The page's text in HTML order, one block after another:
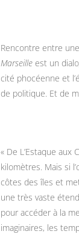
Rencontre entre
Marseille est un
cité phocéenne et
de politique. Et de
« De L’Estaque
kilomètres. Mais si
côtes des îles et
une très vaste
pour accéder à la
imaginaires, les